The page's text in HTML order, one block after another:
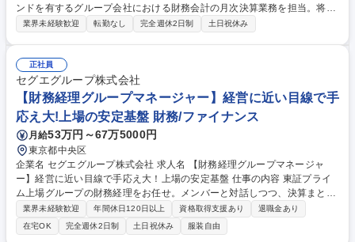
ンドを有するグループ会社における財務会計の月次決算業務を担当。将来
的には、管理会計・連結決算・監査対応・M&A後の経理PMIなど、スキル
・プロジェクトやメンバーマネジメント ・その他（経理・財務の業務全般
や連結決算） 募集職種 【経理/マネージャー候補】週3以上リモートOK/フ
レックス
業界未経験歓迎 転勤なし 完全週休2日制 土日祝休み
正社員
セグエグループ株式会社
【財務経理グループマネージャー】経営に近い目線で手
応え大!上場の安定基盤 財務/ファイナンス
月給53万円～67万5000円
東京都中央区
企業名 セグエグループ株式会社 求人名 【財務経理グループマネージャ
ー】経営に近い目線で手応え大！上場の安定基盤 仕事の内容 東証プライ
ム上場グループの財務経理をお任せ。メンバーと対話しつつ、決算まとめ
や税務、子会社のサポートを行う責任あるポジションです。経営に近い目
線で、これまでの経験を活かしグループの成長を支えます。 【商材】人々
の生活やビジネスを守るITインフラと、自社開発のセキュリティシステ
業界未経験歓迎 年間休日120日以上 資格取得支援あり
退職金あり
在宅OK
完全週休2日制 土日祝休み 服装自由